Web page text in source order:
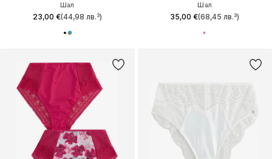
Шал
23,00 €(44,98 лв.³)
Шал
35,00 €(68,45 лв.³)